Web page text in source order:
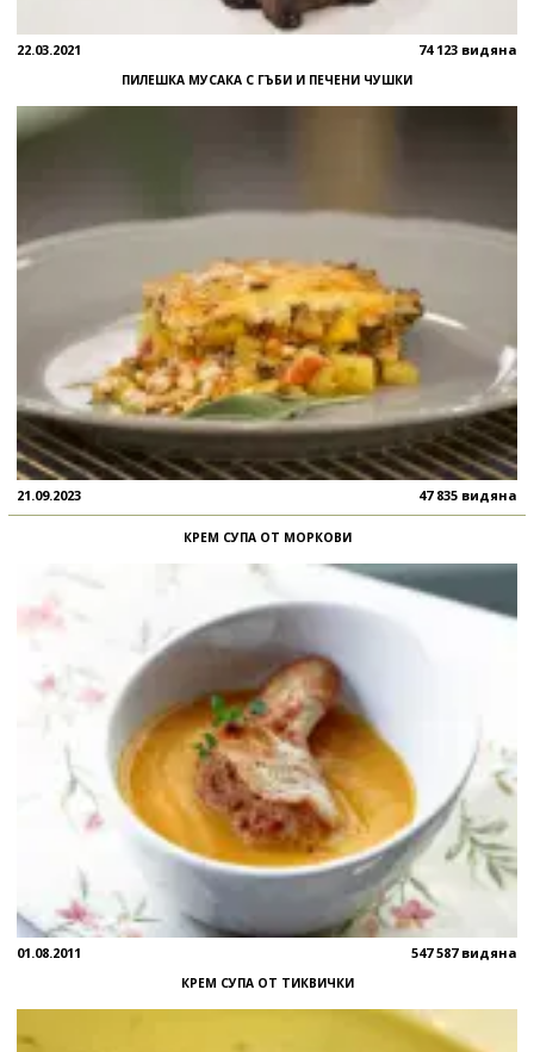
22.03.2021 74 123 видяна
ПИЛЕШКА МУСАКА С ГЪБИ И ПЕЧЕНИ ЧУШКИ
21.09.2023 47 835 видяна
КРЕМ СУПА ОТ МОРКОВИ
01.08.2011 547 587 видяна
КРЕМ СУПА ОТ ТИКВИЧКИ